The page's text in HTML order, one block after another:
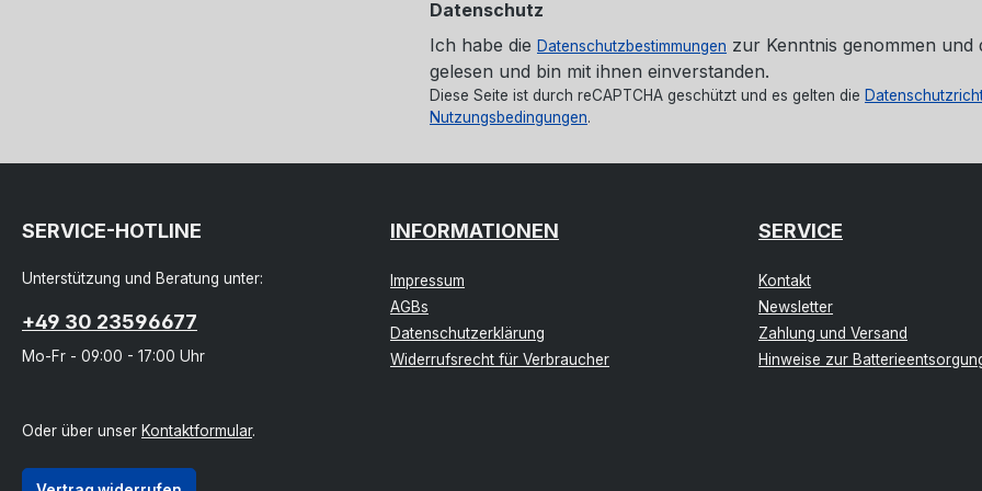
Datenschutz
Ich habe die Datenschutzbestimmungen zur Kenntnis genommen und
gelesen und bin mit ihnen einverstanden.
Diese Seite ist durch reCAPTCHA geschützt und es gelten die
Nutzungsbedingungen.
SERVICE-HOTLINE
Unterstützung und Beratung unter:
+49 30 23596677
Mo-Fr - 09:00 - 17:00 Uhr
Oder über unser Kontaktformular.
INFORMATIONEN
Impressum
AGBs
Datenschutzerklärung
Widerrufsrecht für Verbraucher
SERVICE
Kontakt
Newsletter
Zahlung und Versand
Hinweise zur